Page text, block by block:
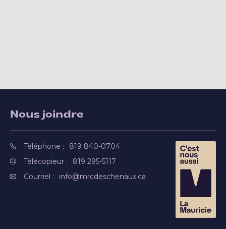
Nous joindre
Téléphone :
819 840-0704
Télécopieur :
819 295-5117
Courriel :
info@mrcdeschenaux.ca